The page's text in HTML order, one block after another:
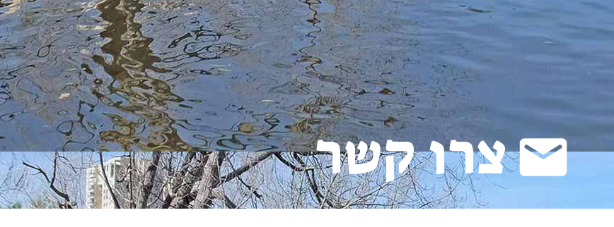
emailצרו קשר